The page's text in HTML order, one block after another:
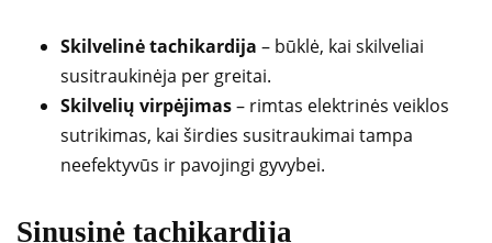
Skilvelinė tachikardija – būklė, kai skilveliai
susitraukinėja per greitai.
Skilvelių virpėjimas– rimtas elektrinės veiklos
sutrikimas, kai širdies susitraukimai tampa
neefektyvūs ir pavojingi gyvybei.
Sinusinė tachikardija